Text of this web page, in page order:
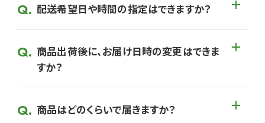
配送希望日や時間の指定はできますか？
商品出荷後に、お届け日時の変更はできま
すか？
商品はどのくらいで届きますか？